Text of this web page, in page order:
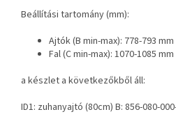
Beállítási tartomány (mm):
Ajtók (B min-max): 778-793 mm
Fal (C min-max): 1070-1085 mm
a készlet a következőkből áll:
ID1: zuhanyajtó (80cm) B: 856-080-